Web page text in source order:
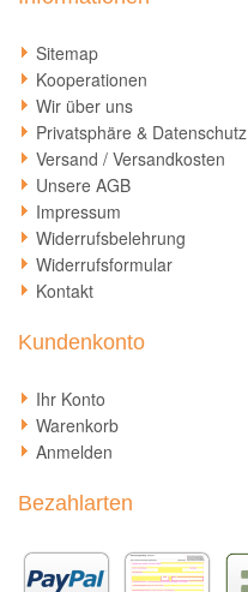
Sitemap
Kooperationen
Wir über uns
Privatsphäre & Datenschutz
Versand / Versandkosten
Unsere AGB
Impressum
Widerrufsbelehrung
Widerrufsformular
Kontakt
Kundenkonto
Ihr Konto
Warenkorb
Anmelden
Bezahlarten